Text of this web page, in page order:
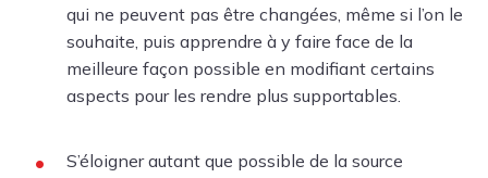
qui ne peuvent pas être changées, même si l’on le
souhaite, puis apprendre à y faire face de la
meilleure façon possible en modifiant certains
aspects pour les rendre plus supportables.
S’éloigner autant que possible de la source